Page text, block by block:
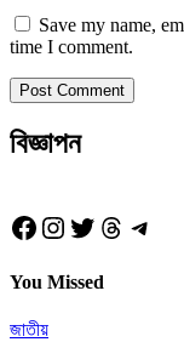
Save my name,
time I comment.
বিজ্ঞাপন
Facebook
Instagram
Twitter
Threads
You Missed
জাতীয়